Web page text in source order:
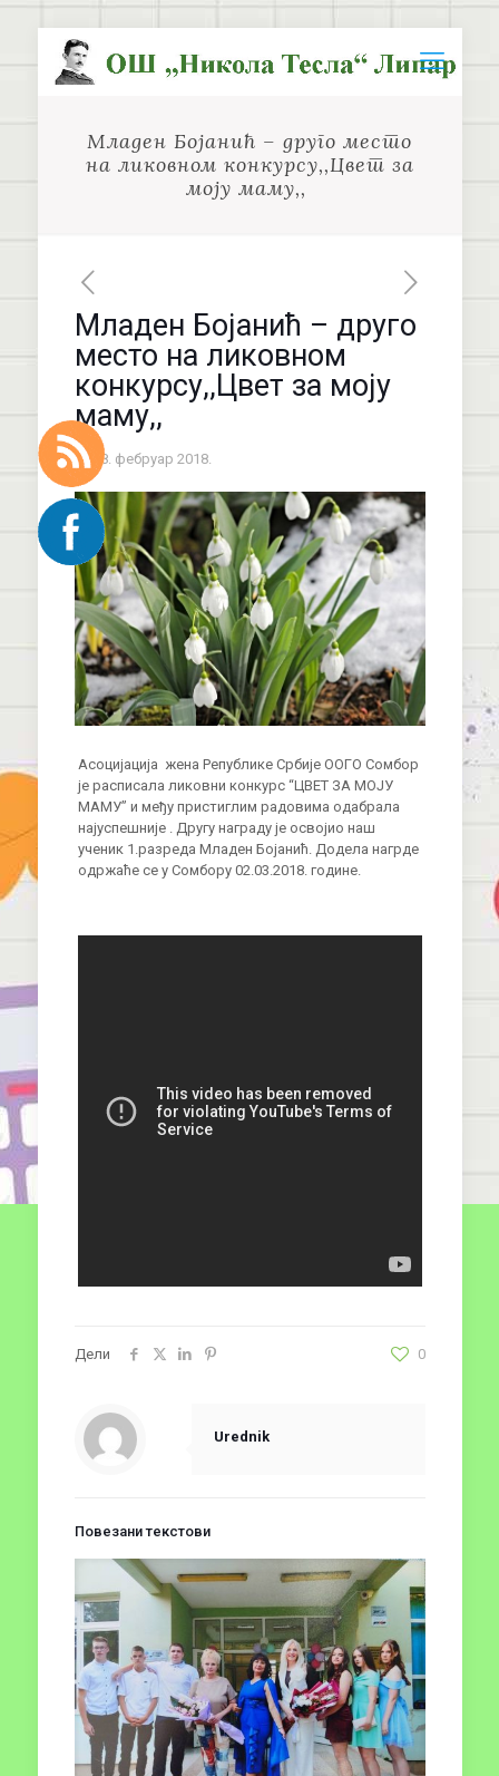
Младен Бојанић – друго место
на ликовном конкурсу,,Цвет за
моју маму,,
Младен Бојанић – друго
место на ликовном
конкурсу,,Цвет за моју
маму,,
28. фебруар 2018.
Асоцијација жена Републике Србије ООГО Сомбор
је расписала ликовни конкурс “ЦВЕТ ЗА МОЈУ
МАМУ” и међу пристиглим радовима одабрала
најуспешније . Другу награду је освојио наш
ученик 1.разреда Младен Бојанић. Додела нагрде
одржаће се у Сомбору 02.03.2018. године.
Дели 0
Urednik
Повезани текстови